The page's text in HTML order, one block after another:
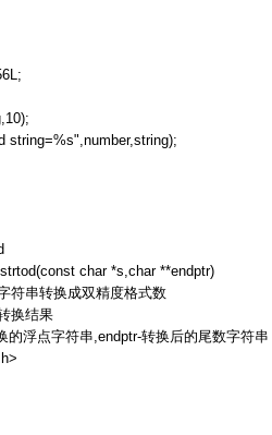
char *s,char **endptr)
符串转换成双精度格式数
换结果
的浮点字符串 ,endptr-转换后的尾数字符串